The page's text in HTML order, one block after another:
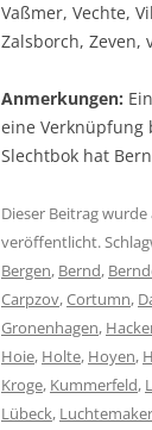
Vaßmer, Vechte,
Zalsborch, Zeven,
Anmerkungen:
eine Verknüpfung
Slechtbok hat
Dieser Beitrag wurde
veröffentlicht.
Bergen, Bernd,
Carpzov,Cortumn,
Gronenhagen,
Hoie, Holte, Hoyen,
Kroge, Kummerfeld,
Lübeck, Luchtemaker